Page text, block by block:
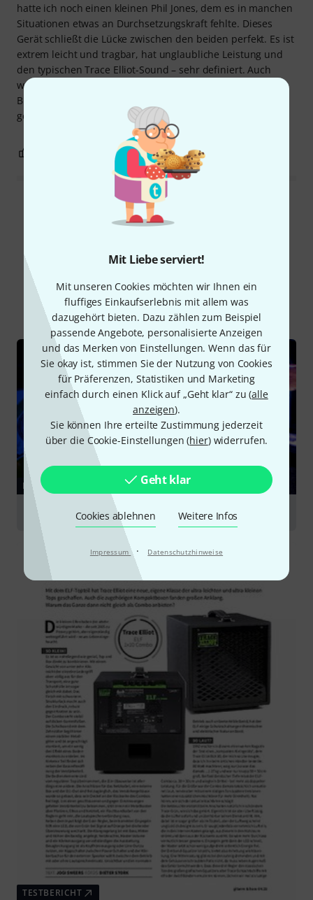
Mit Liebe serviert!
Mit unseren Cookies möchten wir Ihnen ein
fluffiges Einkaufserlebnis mit allem was
dazugehört bieten. Dazu zählen zum Beispiel
passende Angebote, personalisierte Anzeigen
und das Merken von Einstellungen. Wenn das für
Sie okay ist, stimmen Sie der Nutzung von Cookies
für Präferenzen, Statistiken und Marketing
einfach durch einen Klick auf „Geht klar“ zu (alle
anzeigen).
Sie können Ihre erteilte Zustimmung jederzeit
über die Cookie-Einstellungen (hier) widerrufen.
Geht klar
Cookies ablehnen Weitere Infos
Impressum · Datenschutzhinweise
hatte ich noch einen kleinen Phil Jones, dem es in manchen
Situationen etwas an Durchsetzungskraft fehlte. Dieses
Gerät schließt die Lücke zwischen den beiden perfekt. Es ist
extrem leicht und tragbar, hat unglaubliche Leistung und
den typischen Trace Elliot-Sound – sehr definiert. Auch
wenn es nicht die Hälfte der Raffinesse seines großen
Bruders (Kompressoren, Equalizer usw.) bietet, ist es
genauso gut. Einfach anschließen, auflegen und loslegen.
BEWERTUNG MELDEN
Alle Bewertungen lesen
Schon gewusst?
Alle Ratgeber Testberichte
RATGEBER
Bassverstärker
TESTBERICHT